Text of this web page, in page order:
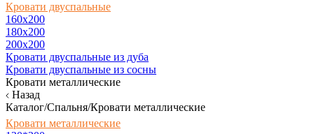
Кровати двуспальные
160х200
180x200
200x200
Кровати двуспальные из дуба
Кровати двуспальные из сосны
Кровати металлические
Назад
Каталог/Спальня/Кровати металлические
Кровати металлические